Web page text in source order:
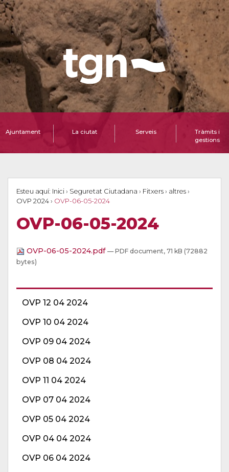
Ajuntament La ciutat Serveis
Tràmits i
gestions
Esteu aquí: Inici › Seguretat Ciutadana › Fitxers › altres ›
OVP 2024 › OVP-06-05-2024
OVP-06-05-2024
OVP 12 04 2024
OVP 10 04 2024
OVP 09 04 2024
OVP 08 04 2024
OVP 11 04 2024
OVP 07 04 2024
OVP 05 04 2024
OVP 04 04 2024
OVP 06 04 2024
OVP-06-05-2024.pdf — PDF document, 71 kB (72882
bytes)